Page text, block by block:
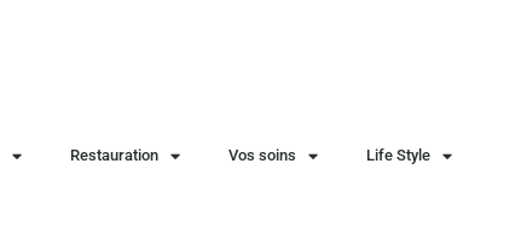
Restauration Vos soins Life Style